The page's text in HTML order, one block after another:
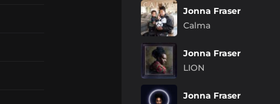
Jonna Fraser
Calma
Jonna Fraser
LION
Jonna Fraser